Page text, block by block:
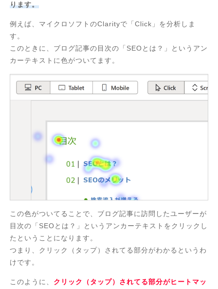
ります。
例えば、マイクロソフトのClarityで「Click」を分析しま
す。
このときに、ブログ記事の目次の「SEOとは？」というアン
カーテキストに色がついてます。
この色がついてることで、ブログ記事に訪問したユーザーが
目次の「SEOとは？」というアンカーテキストをクリックし
たということになります。
つまり、クリック（タップ）されてる部分がわかるというわ
けです。
このように、 クリック（タップ）されてる部分がヒートマッ